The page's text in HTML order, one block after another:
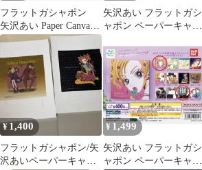
フラットガシャポン
矢沢あい Paper Canvas
ペーパーキャンバス
矢沢あい フラットガシ
ャポン ペーパーキャン
い
¥ 1,400
フラットガシャポン/矢
沢あいペーパーキャン
¥ 1,499
矢沢あい フラットガシ
ャポン ペーパーキャン